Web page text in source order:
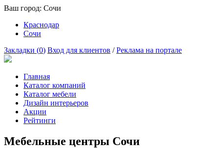
Ваш город: Сочи
Краснодар
Сочи
Закладки (0) Вход для клиентов /Реклама на портале
Главная
Каталог компаний
Каталог мебели
Дизайн интерьеров
Акции
Рейтинги
Мебельные центры Сочи